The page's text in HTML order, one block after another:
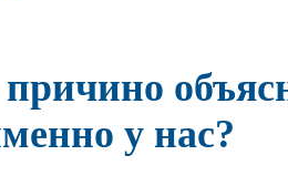
причино
у нас?